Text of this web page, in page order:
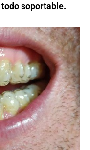
todo soportable.